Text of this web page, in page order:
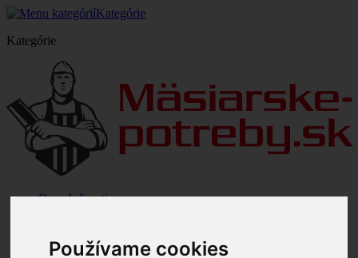
Používame cookies
Kategórie
Kategórie
O spoločnosti
Odstúpenie od zmluvy a reklamácia